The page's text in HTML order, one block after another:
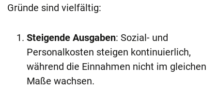
Gründe sind vielfältig:
Steigende Ausgaben: Sozial- und
Personalkosten steigen kontinuierlich,
während die Einnahmen nicht im gleichen
Maße wachsen.